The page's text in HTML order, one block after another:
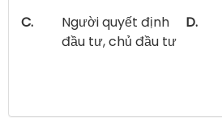
C.
Người quyết định
đầu tư, chủ đầu tư
D.